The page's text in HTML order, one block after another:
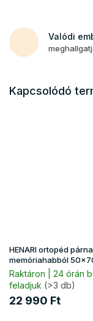
Valódi
Kapcsolódó
HENARI ortopéd párna
memóriahabból
Raktáron | 24 órán
feladjuk (>3 db)
22 990 Ft